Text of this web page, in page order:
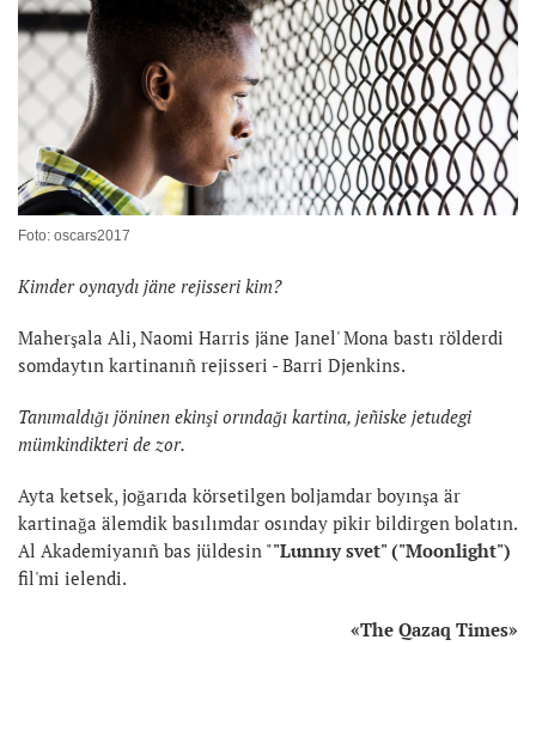
Foto: oscars2017
Kimder oynaydı jäne rejisseri kim?
Maherşala Ali, Naomi Harris jäne Janel' Mona bastı rölderdi
somdaytın kartinanıñ rejisseri - Barri Djenkins.
Tanımaldığı jöninen ekinşi orındağı kartina, jeñiske jetudegi
mümkindikteri de zor.
Ayta ketsek, joğarıda körsetilgen boljamdar boyınşa är
kartinağa älemdik basılımdar osınday pikir bildirgen bolatın.
Al Akademiyanıñ bas jüldesin ""Lunnıy svet" ("Moonlight")
fil'mi ielendi.
«The Qazaq Times»